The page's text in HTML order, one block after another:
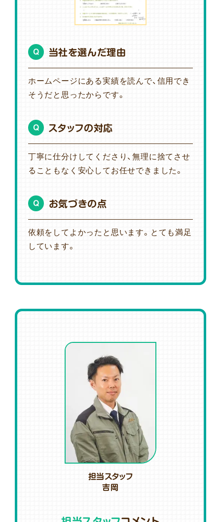
Q 当社を選んだ理由
ホームページにある実績を読んで、信用でき
そうだと思ったからです。
Q スタッフの対応
丁寧に仕分けしてくださり、無理に捨てさせ
ることもなく安心してお任せできました。
Q お気づきの点
依頼をしてよかったと思います。とても満足
しています。
担当スタッフ
吉岡